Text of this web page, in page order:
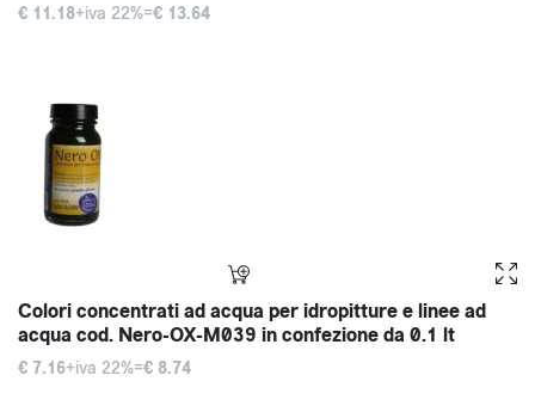
€ 11.18+iva 22%=€ 13.64
Colori concentrati ad acqua per idropitture e linee ad
acqua cod. Nero-OX-M039 in confezione da 0.1 lt
€ 7.16+iva 22%=€ 8.74